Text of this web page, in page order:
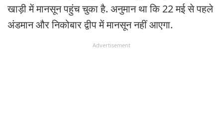
खाड़ी में मानसून पहुंच चुका है. अनुमान था कि 22 मई से पहले
अंडमान और निकोबार द्वीप में मानसून नहीं आएगा.
Advertisement